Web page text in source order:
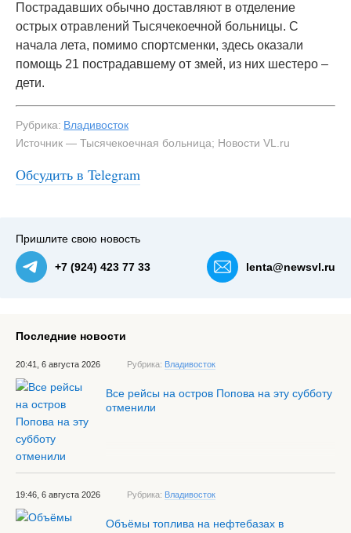
Пострадавших обычно доставляют в отделение
острых отравлений Тысячекоечной больницы. С
начала лета, помимо спортсменки, здесь оказали
помощь 21 пострадавшему от змей, из них шестеро –
дети.
Рубрика: Владивосток
Источник — Тысячекоечная больница; Новости VL.ru
Обсудить в Telegram
Пришлите свою новость
+7 (924) 423 77 33 lenta@newsvl.ru
Последние новости
20:41, 6 августа 2026 Рубрика: Владивосток
Все рейсы на остров Попова на эту субботу
отменили
19:46, 6 августа 2026 Рубрика: Владивосток
Объёмы топлива на нефтебазах в